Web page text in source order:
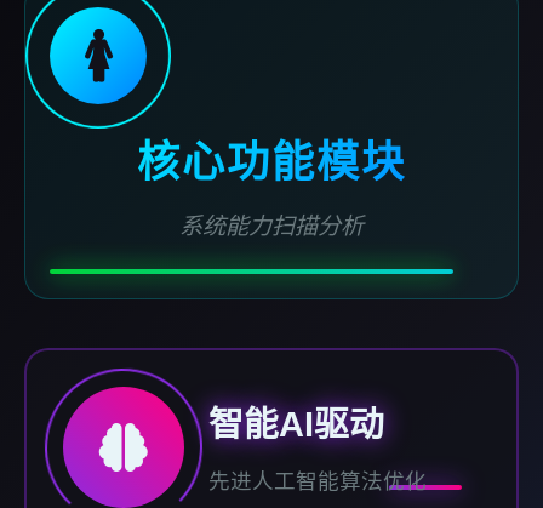
🚺
核心功能模块
系统能力扫描分析
智能AI驱动
先进人工智能算法优化